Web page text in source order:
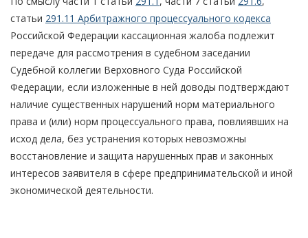
статьи 291.11 Арбитражного процессуального кодекса
Российской Федерации кассационная жалоба подлежит
передаче для рассмотрения в судебном заседании
Судебной коллегии Верховного Суда Российской
Федерации, если изложенные в ней доводы подтверждают
наличие существенных нарушений норм материального
права и (или) норм процессуального права, повлиявших на
исход дела, без устранения которых невозможны
восстановление и защита нарушенных прав и законных
интересов заявителя в сфере предпринимательской и иной
экономической деятельности.